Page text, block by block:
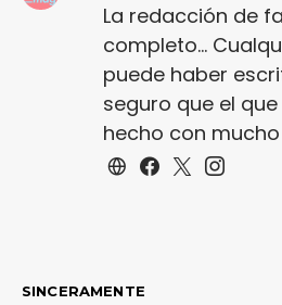
La redacción de
completo...
puede haber
seguro que el
hecho con
SINCERAMENTE